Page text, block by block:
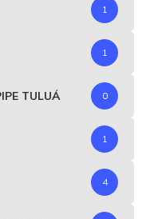
1
1
TULUÁ 0
1
4